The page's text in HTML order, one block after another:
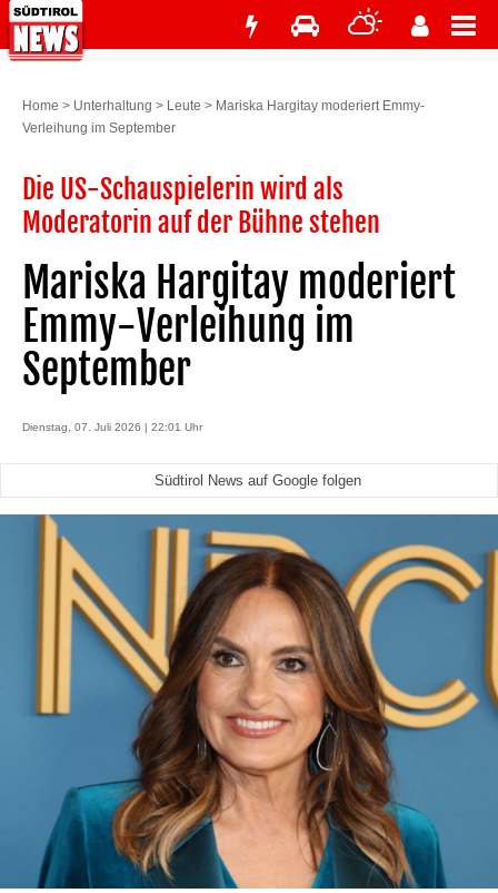
Home > Unterhaltung > Leute > Mariska Hargitay moderiert Emmy-
Verleihung im September
Die US-Schauspielerin wird als
Moderatorin auf der Bühne stehen
Mariska Hargitay moderiert
Emmy-Verleihung im
September
Dienstag, 07. Juli 2026 | 22:01 Uhr
Südtirol News auf Google folgen